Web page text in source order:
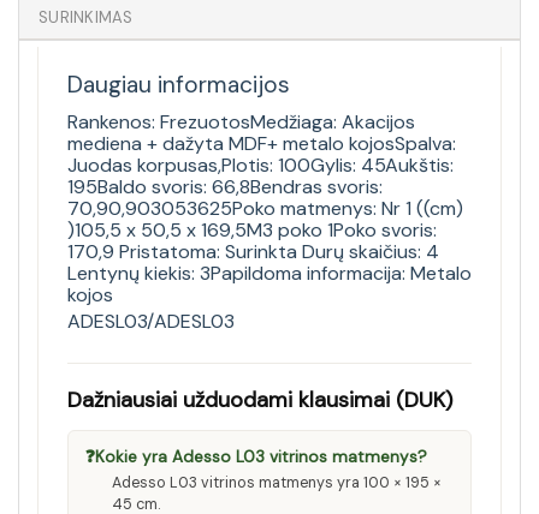
SURINKIMAS
Daugiau informacijos
Rankenos: FrezuotosMedžiaga: Akacijos
mediena + dažyta MDF+ metalo kojosSpalva:
Juodas korpusas,Plotis: 100Gylis: 45Aukštis:
195Baldo svoris: 66,8Bendras svoris:
70,90,903053625Poko matmenys: Nr 1 ((cm)
)105,5 x 50,5 x 169,5M3 poko 1Poko svoris:
170,9 Pristatoma: Surinkta Durų skaičius: 4
Lentynų kiekis: 3Papildoma informacija: Metalo
kojos
ADESL03/ADESL03
Dažniausiai užduodami klausimai (DUK)
❓Kokie yra Adesso L03 vitrinos matmenys?
Adesso L03 vitrinos matmenys yra 100 × 195 ×
45 cm.